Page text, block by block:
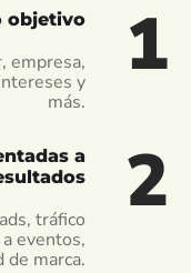
1
objetivo
empresa,
y
más.
2
a
tráfico
eventos,
marca.